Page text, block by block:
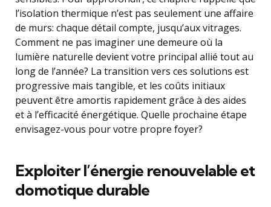
l’isolation thermique n’est pas seulement une affaire
de murs: chaque détail compte, jusqu’aux vitrages.
Comment ne pas imaginer une demeure où la
lumière naturelle devient votre principal allié tout au
long de l’année? La transition vers ces solutions est
progressive mais tangible, et les coûts initiaux
peuvent être amortis rapidement grâce à des aides
et à l’efficacité énergétique. Quelle prochaine étape
envisagez-vous pour votre propre foyer?
Exploiter l’énergie renouvelable et
domotique durable